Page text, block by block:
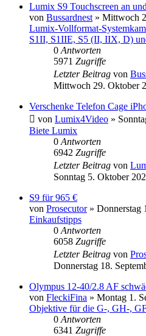
Lumix S9 Touchscreen an
von Bussardnest » Mittwoch
Lumix-Vollformat-
S1II, S1IIE, S5 (II, IIX, D)
0 Antworten
5971 Zugriffe
Letzter Beitrag von
Mittwoch 29. Oktober
Verschenke Telefon Cage
von Lumix4Video »
Biete Lumix
0 Antworten
6942 Zugriffe
Letzter Beitrag von
Sonntag 5. Oktober
S9 für 965 €
von Prosecutor» Donnerstag
Einkaufstipps
0 Antworten
6058 Zugriffe
Letzter Beitrag von
Donnerstag 18.
Olympus 12-40/2.8 AF
von FleckiFina » Montag 1.
Objektive für die G-, GH-,
0 Antworten
6341 Zugriffe